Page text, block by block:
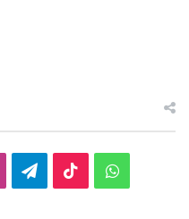
Telegram
TikTok